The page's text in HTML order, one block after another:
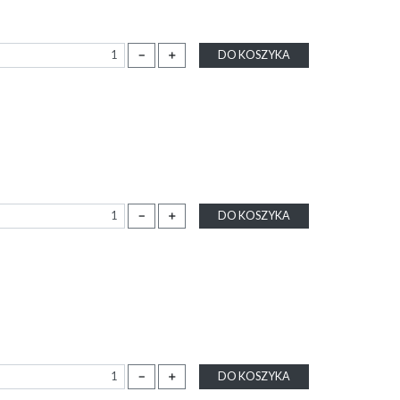
－ ＋ DO KOSZYKA
－ ＋ DO KOSZYKA
－ ＋ DO KOSZYKA